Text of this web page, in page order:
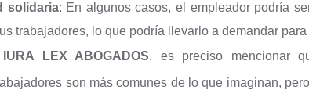
solidaria: En algunos casos, el empleador podría
trabajadores, lo que podría llevarlo a demandar
IURA LEX ABOGADOS, es preciso mencionar
son más comunes de lo que imaginan,